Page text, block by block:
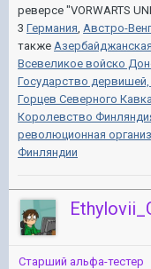
реверсе "VORWARTS
3 Германия, Австро-
также
Всевеликое войско
Государство дервишей,
Горцев Северного
Королевство
революционная
Финляндии
Старший альфа-тестер